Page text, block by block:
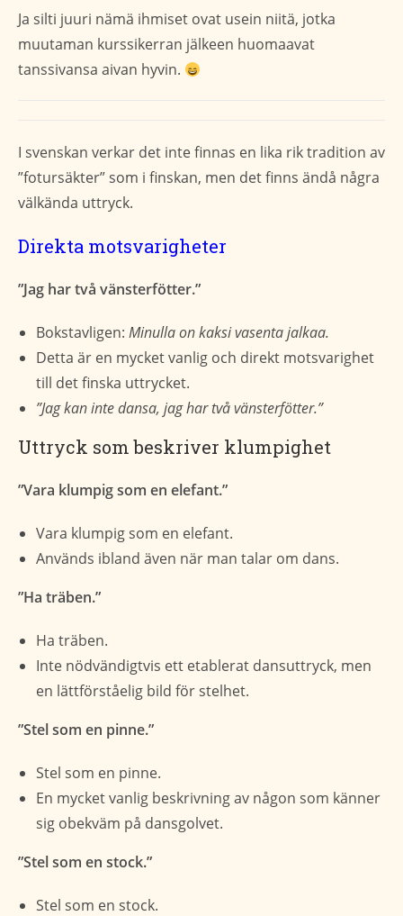
Ja silti juuri nämä ihmiset ovat usein niitä, jotka
muutaman kurssikerran jälkeen huomaavat
tanssivansa aivan hyvin.
I svenskan verkar det inte finnas en lika rik tradition av
”fotursäkter” som i finskan, men det finns ändå några
välkända uttryck.
Direkta motsvarigheter
”Jag har två vänsterfötter.”
Bokstavligen: Minulla on kaksi vasenta jalkaa.
Detta är en mycket vanlig och direkt motsvarighet
till det finska uttrycket.
”Jag kan inte dansa, jag har två vänsterfötter.”
Uttryck som beskriver klumpighet
”Vara klumpig som en elefant.”
Vara klumpig som en elefant.
Används ibland även när man talar om dans.
”Ha träben.”
Ha träben.
Inte nödvändigtvis ett etablerat dansuttryck, men
en lättförståelig bild för stelhet.
”Stel som en pinne.”
Stel som en pinne.
En mycket vanlig beskrivning av någon som känner
sig obekväm på dansgolvet.
”Stel som en stock.”
Stel som en stock.